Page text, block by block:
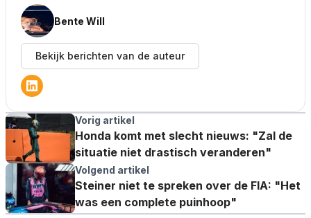
Bente Will
Bekijk berichten van de auteur
Vorig artikel
Honda komt met slecht nieuws: "Zal de
situatie niet drastisch veranderen"
Volgend artikel
Steiner niet te spreken over de FIA: "Het
was een complete puinhoop"